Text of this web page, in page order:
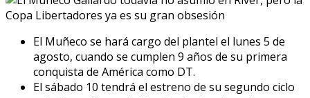
El Muñeco se hará cargo del plantel el lunes 5 de
agosto, cuando se cumplen 9 años de su primera
conquista de América como DT.
El sábado 10 tendrá el estreno de su segundo ciclo